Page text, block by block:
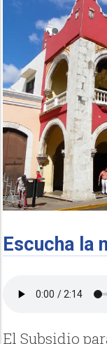
Escucha la
El Subsidio